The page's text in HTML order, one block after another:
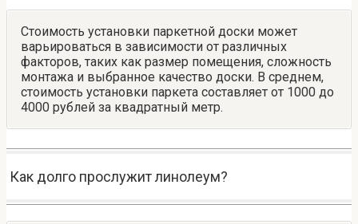
Стоимость установки паркетной доски может
варьироваться в зависимости от различных
факторов, таких как размер помещения, сложность
монтажа и выбранное качество доски. В среднем,
стоимость установки паркета составляет от 1000 до
4000 рублей за квадратный метр.
Как долго прослужит линолеум?